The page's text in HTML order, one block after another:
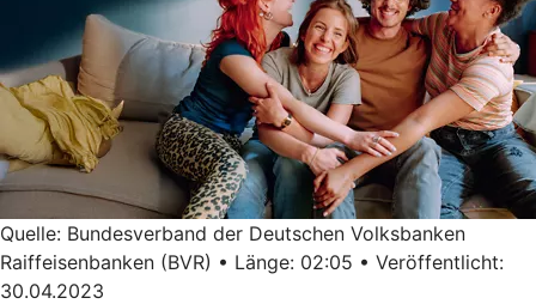
Quelle: Bundesverband der Deutschen Volksbanken
Raiffeisenbanken (BVR) • Länge: 02:05 • Veröffentlicht:
30.04.2023